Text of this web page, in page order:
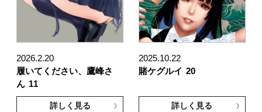
2026.2.20
履いてください、鷹峰さ
ん 11
詳しく見る
2025.10.22
賭ケグルイ 20
詳しく見る